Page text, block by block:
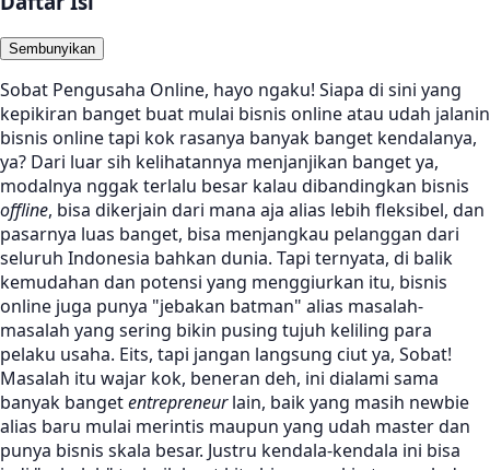
Sembunyikan
Sobat Pengusaha Online, hayo ngaku! Siapa di sini yang
kepikiran banget buat mulai bisnis online atau udah jalanin
bisnis online tapi kok rasanya banyak banget kendalanya,
ya? Dari luar sih kelihatannya menjanjikan banget ya,
modalnya nggak terlalu besar kalau dibandingkan bisnis
offline, bisa dikerjain dari mana aja alias lebih fleksibel, dan
pasarnya luas banget, bisa menjangkau pelanggan dari
seluruh Indonesia bahkan dunia. Tapi ternyata, di balik
kemudahan dan potensi yang menggiurkan itu, bisnis
online juga punya "jebakan batman" alias masalah-
masalah yang sering bikin pusing tujuh keliling para
pelaku usaha. Eits, tapi jangan langsung ciut ya, Sobat!
Masalah itu wajar kok, beneran deh, ini dialami sama
banyak bangetentrepreneurlain, baik yang masih newbie
alias baru mulai merintis maupun yang udah master dan
punya bisnis skala besar. Justru kendala-kendala ini bisa